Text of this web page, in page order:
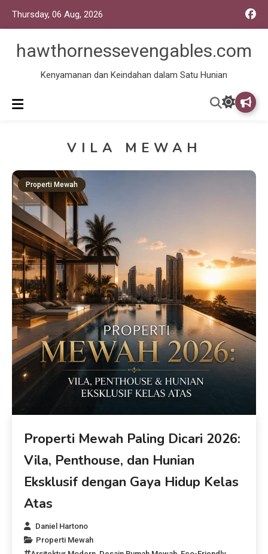
Thursday, 06 Aug, 2026
hawthornessevengables.com
Kenyamanan dan Keindahan dalam Satu Hunian
VILA MEWAH
Properti Mewah
Properti Mewah Paling Dicari 2026:
Vila, Penthouse, dan Hunian
Eksklusif dengan Gaya Hidup Kelas
Atas
Daniel Hartono
Properti Mewah